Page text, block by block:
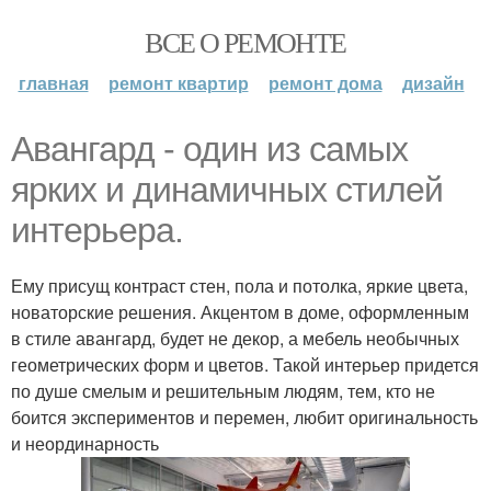
ВСЕ О РЕМОНТЕ
главная ремонт квартир ремонт дома дизайн
Авангард - один из самых
ярких и динамичных стилей
интерьера.
Ему присущ контраст стен, пола и потолка, яркие цвета,
новаторские решения. Акцентом в доме, оформленным
в стиле авангард, будет не декор, а мебель необычных
геометрических форм и цветов. Такой интерьер придется
по душе смелым и решительным людям, тем, кто не
боится экспериментов и перемен, любит оригинальность
и неординарность